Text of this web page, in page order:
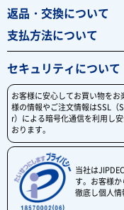
返品・交換について
支払方法について
セキュリティについて
お客様に安心してお買い物を
様の情報やご注文情報はSSL（
r）による暗号化通信を利用し
おります。
当社は
す。お客様
徹底し個人情